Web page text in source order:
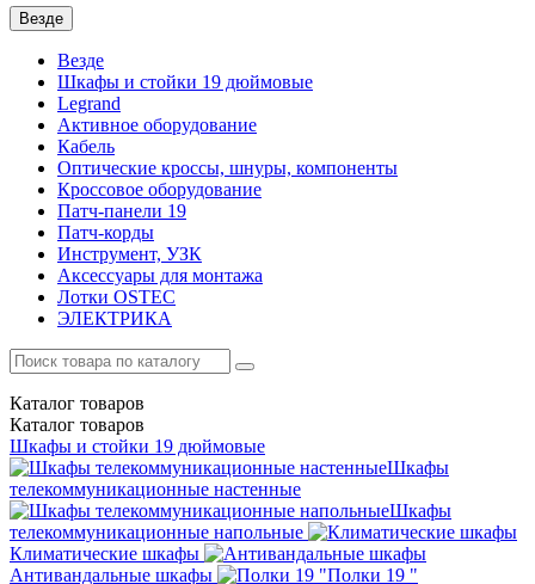
Везде
Везде
Шкафы и стойки 19 дюймовые
Legrand
Активное оборудование
Кабель
Оптические кроссы, шнуры, компоненты
Кроссовое оборудование
Патч-панели 19
Патч-корды
Инструмент, УЗК
Аксессуары для монтажа
Лотки OSTEC
ЭЛЕКТРИКА
Каталог товаров
Каталог товаров
Шкафы и стойки 19 дюймовые
Шкафы
телекоммуникационные настенные
Шкафы
телекоммуникационные напольные
Климатические шкафы
Антивандальные шкафы
Полки 19 "